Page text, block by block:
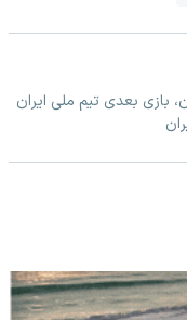
بازی بعدی تیم ملی ایران